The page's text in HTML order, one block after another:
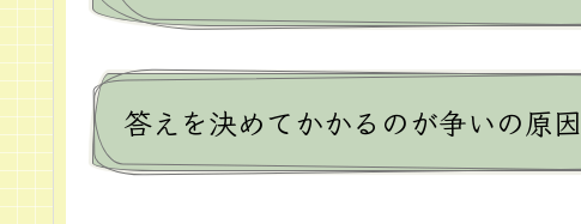
答えを決めてかかるのが争いの原因